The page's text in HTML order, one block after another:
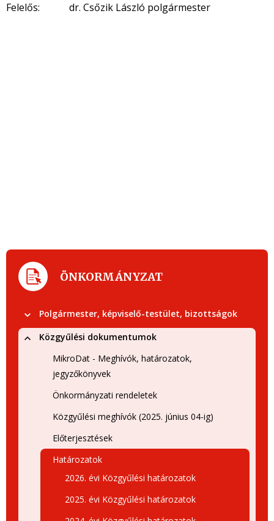
Felelős: dr. Csőzik László polgármester
ÖNKORMÁNYZAT
Polgármester, képviselő-testület, bizottságok
Közgyűlési dokumentumok
MikroDat - Meghívók, határozatok,
jegyzőkönyvek
Önkormányzati rendeletek
Közgyűlési meghívók (2025. június 04-ig)
Előterjesztések
Határozatok
2026. évi Közgyűlési határozatok
2025. évi Közgyűlési határozatok